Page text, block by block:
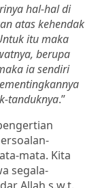
hal-hal di
atas kehendak
itu maka
berupa
ia sendiri
tanduknya.”
mata. Kita
segala-